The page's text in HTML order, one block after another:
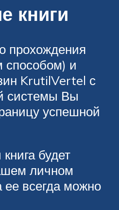
книги
прохождения
и
KrutilVertel с
системы Вы
успешной
будет
личном
ее всегда можно